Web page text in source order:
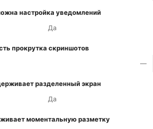
настройка уведомлений
Да
прокрутка скриншотов
—
разделенный экран
Да
моментальную разметку